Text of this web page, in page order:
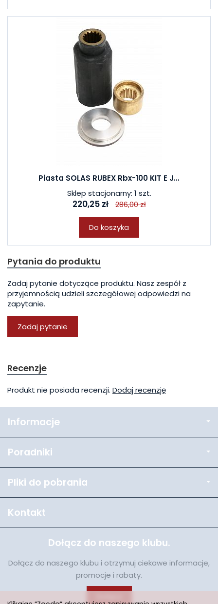
Piasta SOLAS RUBEX Rbx-100 KIT E J...
Sklep stacjonarny: 1 szt.
220,25 zł 286,00 zł
Do koszyka
Pytania do produktu
Zadaj pytanie dotyczące produktu. Nasz zespół z
przyjemnością udzieli szczegółowej odpowiedzi na
zapytanie.
Zadaj pytanie
Recenzje
Produkt nie posiada recenzji. Dodaj recenzję
Informacje
Poradniki
Pliki do pobrania
Kontakt
Dołącz do naszego klubu.
Dołącz do naszego klubu i otrzymuj ciekawe informacje,
promocje i rabaty.